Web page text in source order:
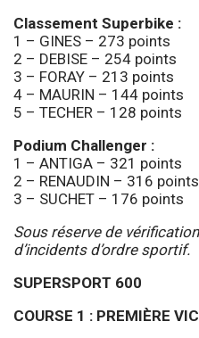
Classement Superbike :
1 – GINES – 273 points
2 – DEBISE – 254 points
3 – FORAY – 213 points
4 – MAURIN – 144 points
5 – TECHER – 128 points
Podium Challenger :
1 – ANTIGA – 321 points
2 – RENAUDIN – 316 points
3 – SUCHET – 176 points
Sous réserve de
d’incidents d’ordre sportif.
SUPERSPORT 600
COURSE 1 : PREMIÈRE